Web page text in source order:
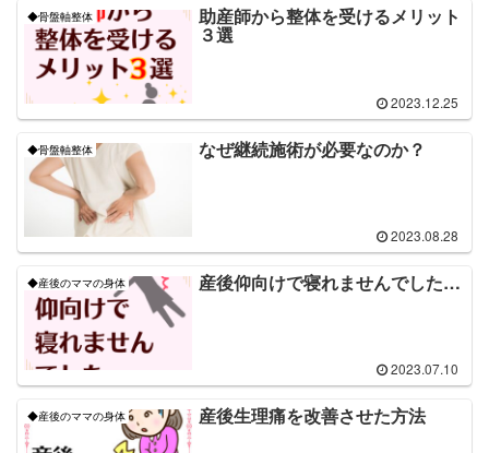
◆骨盤軸整体 助産師から整体を受けるメリット
３選
2023.12.25
◆骨盤軸整体 なぜ継続施術が必要なのか？
2023.08.28
◆産後のママの身体 産後仰向けで寝れませんでした…
2023.07.10
◆産後のママの身体 産後生理痛を改善させた方法